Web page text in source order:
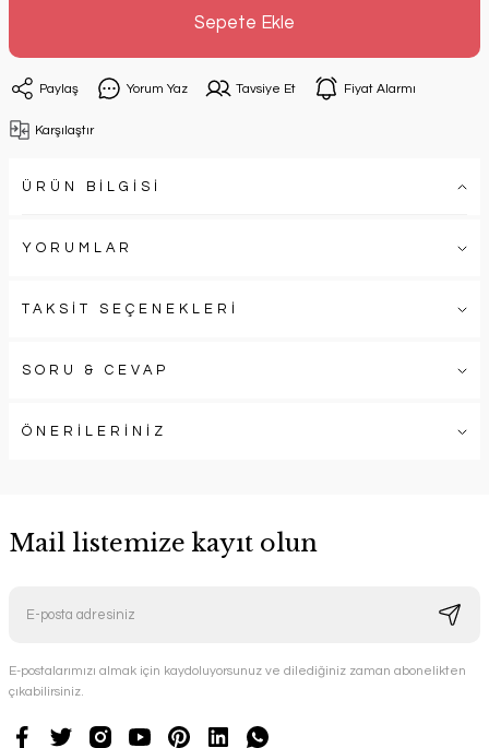
Sepete Ekle
Paylaş Yorum Yaz Tavsiye Et Fiyat Alarmı
Karşılaştır
ÜRÜN BİLGİSİ
YORUMLAR
TAKSİT SEÇENEKLERİ
SORU & CEVAP
ÖNERİLERİNİZ
Mail listemize kayıt olun
E-postalarımızı almak için kaydoluyorsunuz ve dilediğiniz zaman abonelikten
çıkabilirsiniz.